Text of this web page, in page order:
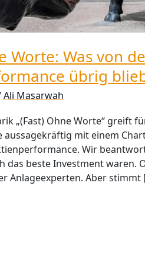
Worte: Was von
übrig
Ali Masarwah
„(Fast) Ohne Worte“ greift
aussagekräftig mit einem
Wir
das beste Investment waren.
Anlageexperten. Aber stimmt